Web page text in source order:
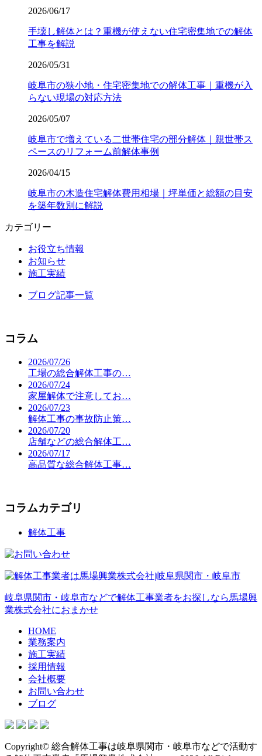
2026/06/17
手壊し解体とは？重機が使えない住宅密集地での解体
工事を解説
2026/05/31
岐阜市の狭小地・住宅密集地での解体工事｜重機が入
らない現場の対応方法
2026/05/07
岐阜市で増えている二世帯住宅の部分解体｜親世帯ス
ペースのリフォーム前解体事例
2026/04/15
岐阜市の木造住宅解体費用相場｜坪単価と総額の目安
を築年数別に解説
カテゴリー
お役立ち情報
お知らせ
施工実績
ブログ記事一覧
コラム
2026/07/26
工場の総合解体工事の…
2026/07/24
家屋解体で注意してお…
2026/07/23
解体工事の事故防止策…
2026/07/20
店舗などの総合解体工…
2026/07/17
高品質な総合解体工事…
コラムカテゴリ
解体工事
岐阜県関市・岐阜市などで解体工事業者をお探しなら馬場興
業株式会社におまかせ
HOME
業務案内
施工実績
採用情報
会社概要
お問い合わせ
ブログ
Copyright© 総合解体工事は岐阜県関市・岐阜市などで活動す